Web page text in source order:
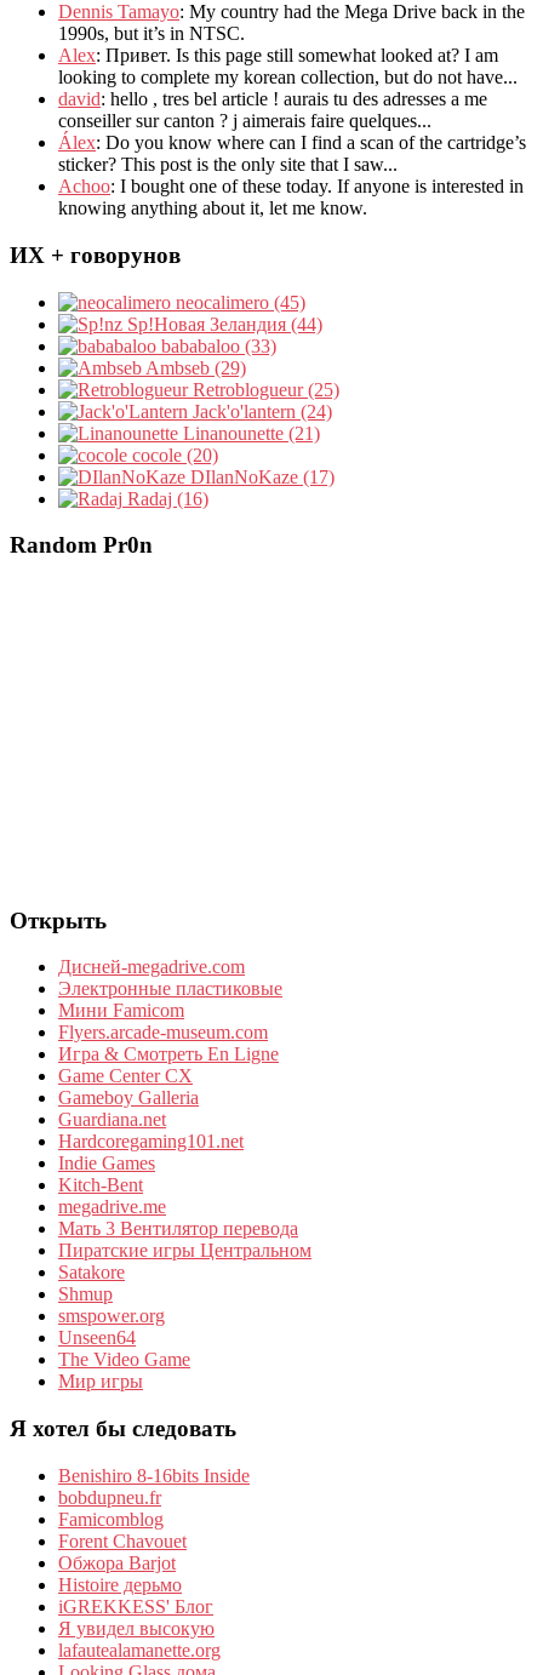
Dennis Tamayo: My country had the Mega Drive back in the
1990s, but it’s in NTSC.
Alex: Привет. Is this page still somewhat looked at? I am
looking to complete my korean collection, but do not have...
david: hello , tres bel article ! aurais tu des adresses a me
conseiller sur canton ? j aimerais faire quelques...
Álex: Do you know where can I find a scan of the cartridge’s
sticker? This post is the only site that I saw...
Achoo: I bought one of these today. If anyone is interested in
knowing anything about it, let me know.
ИХ + говорунов
neocalimero (45)
Sp!Новая Зеландия (44)
bababaloo (33)
Ambseb (29)
Retroblogueur (25)
Jack'o'lantern (24)
Linanounette (21)
cocole (20)
DIlanNoKaze (17)
Radaj (16)
Random Pr0n
Открыть
Дисней-megadrive.com
Электронные пластиковые
Мини Famicom
Flyers.arcade-museum.com
Игра & Смотреть En Ligne
Game Center CX
Gameboy Galleria
Guardiana.net
Hardcoregaming101.net
Indie Games
Kitch-Bent
megadrive.me
Мать 3 Вентилятор перевода
Пиратские игры Центральном
Satakore
Shmup
smspower.org
Unseen64
The Video Game
Мир игры
Я хотел бы следовать
Benishiro 8-16bits Inside
bobdupneu.fr
Famicomblog
Forent Chavouet
Обжора Barjot
Histoire дерьмо
iGREKKESS' Блог
Я увидел высокую
lafautealamanette.org